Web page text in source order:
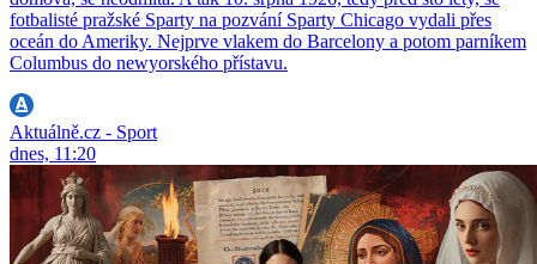
fotbalisté pražské Sparty na pozvání Sparty Chicago vydali přes
oceán do Ameriky. Nejprve vlakem do Barcelony a potom parníkem
Columbus do newyorského přístavu.
Aktuálně.cz - Sport
dnes, 11:20